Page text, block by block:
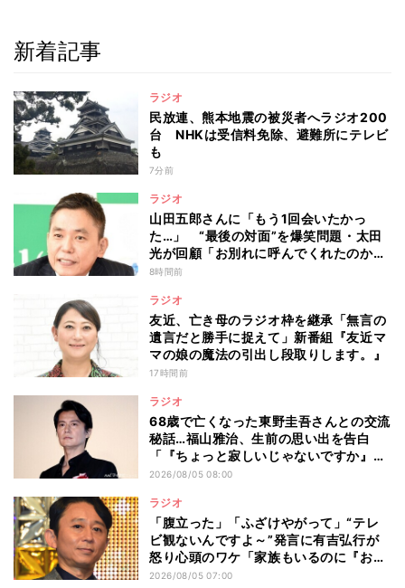
新着記事
ラジオ
民放連、熊本地震の被災者へラジオ200
台 NHKは受信料免除、避難所にテレビ
も
7分前
ラジオ
山田五郎さんに「もう1回会いたかっ
た…」 “最後の対面”を爆笑問題・太田
光が回顧「お別れに呼んでくれたのか
な」
8時間前
ラジオ
友近、亡き母のラジオ枠を継承「無言の
遺言だと勝手に捉えて」新番組『友近マ
マの娘の魔法の引出し段取りします。』
17時間前
ラジオ
68歳で亡くなった東野圭吾さんとの交流
秘話…福山雅治、生前の思い出を告白
「『ちょっと寂しいじゃないですか』と
言われ…」
2026/08/05 08:00
ラジオ
「腹立った」「ふざけやがって」“テレ
ビ観ないんですよ～”発言に有吉弘行が
怒り心頭のワケ「家族もいるのに『おい
おいおいおい!』って言うところでした」
2026/08/05 07:00